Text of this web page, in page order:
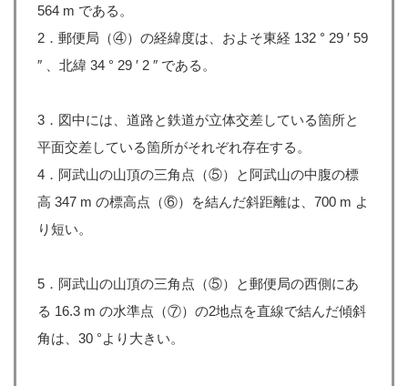
564 m である。
2．郵便局（④）の経緯度は、およそ東経 132 ° 29 ′ 59
″ 、北緯 34 ° 29 ′ 2 ″ である。
3．図中には、道路と鉄道が立体交差している箇所と
平面交差している箇所がそれぞれ存在する。
4．阿武山の山頂の三角点（⑤）と阿武山の中腹の標
高 347 m の標高点（⑥）を結んだ斜距離は、700 m よ
り短い。
5．阿武山の山頂の三角点（⑤）と郵便局の西側にあ
る 16.3 m の水準点（⑦）の2地点を直線で結んだ傾斜
角は、30 °より大きい。